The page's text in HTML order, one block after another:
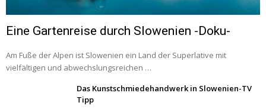
Eine Gartenreise durch Slowenien -Doku-
Am Fuße der Alpen ist Slowenien ein Land der Superlative mit
vielfältigen und abwechslungsreichen …
Das Kunstschmiedehandwerk in Slowenien-TV
Tipp